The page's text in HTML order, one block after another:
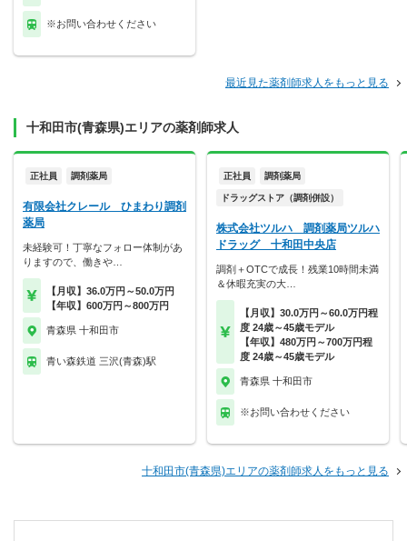
※お問い合わせください
最近見た薬剤師求人をもっと見る
十和田市(青森県)エリアの薬剤師求人
正社員 調剤薬局
有限会社クレール ひまわり調剤
薬局
未経験可！丁寧なフォロー体制があ
りますので、働きや…
【月収】36.0万円～50.0万円
【年収】600万円～800万円
青森県 十和田市
青い森鉄道 三沢(青森)駅
正社員 調剤薬局
ドラッグストア（調剤併設）
株式会社ツルハ 調剤薬局ツルハ
ドラッグ 十和田中央店
調剤＋OTCで成長！残業10時間未満
＆休暇充実の大…
【月収】30.0万円～60.0万円程
度 24歳～45歳モデル
【年収】480万円～700万円程
度 24歳～45歳モデル
青森県 十和田市
※お問い合わせください
十和田市(青森県)エリアの薬剤師求人をもっと見る